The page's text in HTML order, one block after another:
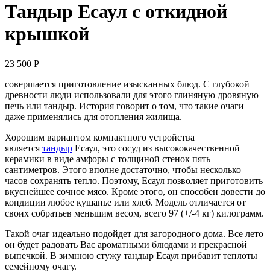
Тандыр Есаул с откидной
крышкой
23 500 Р
совершается приготовление изысканных блюд. С глубокой
древности люди использовали для этого глиняную дровяную
печь или тандыр. История говорит о том, что такие очаги
даже применялись для отопления жилища.
Хорошим вариантом компактного устройства
является тандыр Есаул, это сосуд из высококачественной
керамики в виде амфоры с толщиной стенок пять
сантиметров. Этого вполне достаточно, чтобы несколько
часов сохранять тепло. Поэтому, Есаул позволяет приготовить
вкуснейшее сочное мясо. Кроме этого, он способен довести до
кондиции любое кушанье или хлеб. Модель отличается от
своих собратьев меньшим весом, всего 97 (+/-4 кг) килограмм.
Такой очаг идеально подойдет для загородного дома. Все лето
он будет радовать Вас ароматными блюдами и прекрасной
выпечкой. В зимнюю стужу тандыр Есаул прибавит теплоты
семейному очагу.